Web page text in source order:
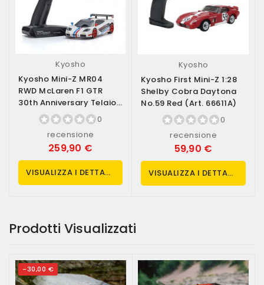
Kyosho
Kyosho Mini-Z MR04
RWD McLaren F1 GTR
30th Anniversary Telaio
W-MM Readyset... 0
recensione
259,90 €
VISUALIZZA I DETTAGLI
Kyosho
Kyosho First Mini-Z 1:28
Shelby Cobra Daytona
No.59 Red (art. 66611A)
0
recensione
59,90 €
VISUALIZZA I DETTAGLI
Prodotti Visualizzati
-30,00 €